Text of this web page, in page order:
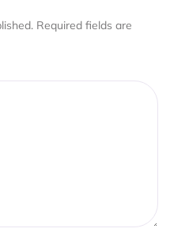
Required fields are